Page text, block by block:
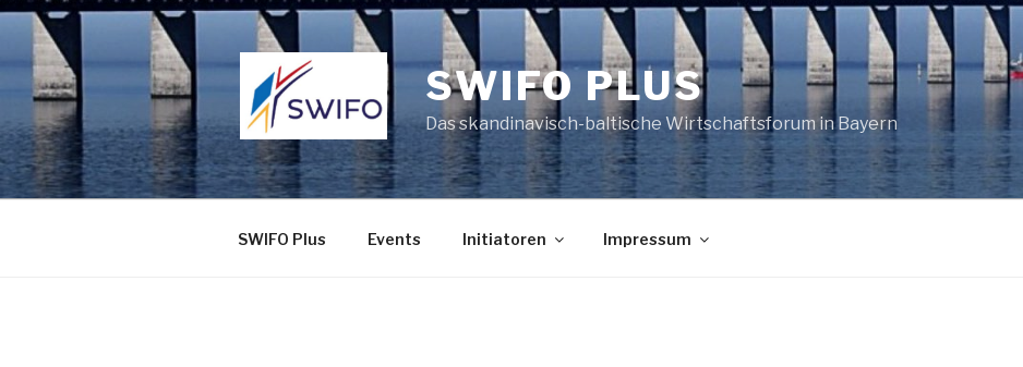
Skip
content
SWIFO PLUS
Das skandinavisch-baltische Wirtschaftsforum in Bayern
SWIFO Plus Events Initiatoren Impressum